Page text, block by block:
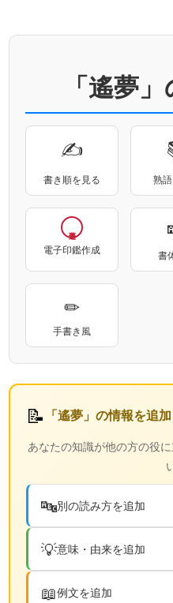
「遙夢
✍
書き順を見る 熟
電子印鑑作成 書
✏
手書き風
📝 「遙夢」の情報を追
あなたの知識が他の方の役
🔤別の読み方を追加
💡意味・由来を追加
📖例文を追加